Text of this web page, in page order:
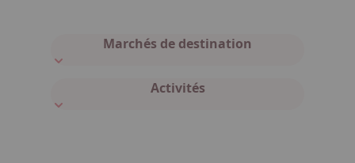
Marchés de destination
Activités